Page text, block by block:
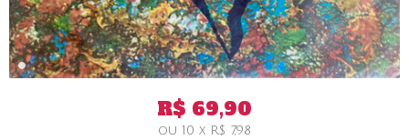
R$ 69,90
ou 10 x R$ 7,98